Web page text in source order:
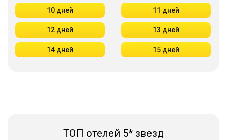
10 дней 11 дней
12 дней 13 дней
14 дней 15 дней
ТОП отелей 5* звезд